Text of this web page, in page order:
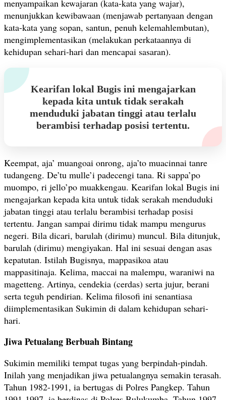
menyampaikan kewajaran (kata-kata yang wajar),
menunjukkan kewibawaan (menjawab pertanyaan dengan
kata-kata yang sopan, santun, penuh kelemahlembutan),
mengimplementasikan (melakukan perkataannya di
kehidupan sehari-hari dan mencapai sasaran).
Kearifan lokal Bugis ini mengajarkan
kepada kita untuk tidak serakah
menduduki jabatan tinggi atau terlalu
berambisi terhadap posisi tertentu.
Keempat, aja’ muangoai onrong, aja’to muacinnai tanre
tudangeng. De’tu mulle’i padecengi tana. Ri sappa’po
muompo, ri jello’po muakkengau. Kearifan lokal Bugis ini
mengajarkan kepada kita untuk tidak serakah menduduki
jabatan tinggi atau terlalu berambisi terhadap posisi
tertentu. Jangan sampai dirimu tidak mampu mengurus
negeri. Bila dicari, barulah (dirimu) muncul. Bila ditunjuk,
barulah (dirimu) mengiyakan. Hal ini sesuai dengan asas
kepatutan. Istilah Bugisnya, mappasikoa atau
mappasitinaja. Kelima, maccai na malempu, waraniwi na
magetteng. Artinya, cendekia (cerdas) serta jujur, berani
serta teguh pendirian. Kelima filosofi ini senantiasa
diimplementasikan Sukimin di dalam kehidupan sehari-
hari.
Jiwa Petualang Berbuah Bintang
Sukimin memiliki tempat tugas yang berpindah-pindah.
Inilah yang menjadikan jiwa petualangnya semakin terasah.
Tahun 1982-1991, ia bertugas di Polres Pangkep. Tahun